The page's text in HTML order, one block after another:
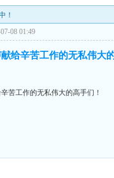
！
08 01:49
给辛苦工作的无私伟大
苦工作的无私伟大的高手们！